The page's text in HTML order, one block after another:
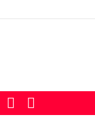
SWITCH
SKIN
BUSCAR